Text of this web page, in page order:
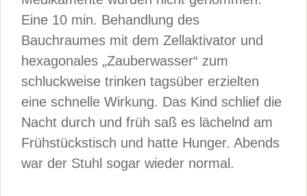
Eine 10 min. Behandlung des
Bauchraumes mit dem Zellaktivator und
hexagonales „Zauberwasser“ zum
schluckweise trinken tagsüber erzielten
eine schnelle Wirkung. Das Kind schlief die
Nacht durch und früh saß es lächelnd am
Frühstückstisch und hatte Hunger. Abends
war der Stuhl sogar wieder normal.